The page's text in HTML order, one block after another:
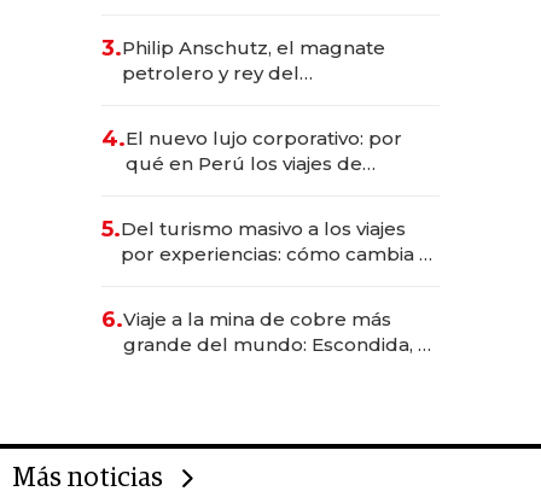
3.Philip Anschutz, el magnate
petrolero y rey del
Fénix
4.El nuevo lujo corporativo: por
qué en Perú los viajes de
transformadoras
5.Del turismo masivo a los viajes
por experiencias: cómo cambia el
6.Viaje a la mina de cobre más
grande del mundo: Escondida, el
Más noticias